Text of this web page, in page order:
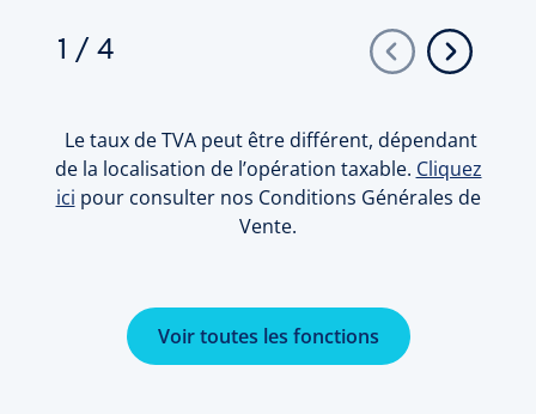
1 / 4
Le taux de TVA peut être différent, dépendant
de la localisation de l’opération taxable. Cliquez
ici pour consulter nos Conditions Générales de
Vente.
Voir toutes les fonctions